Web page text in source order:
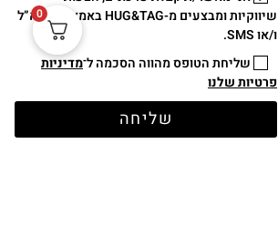
0
שיווקיות ומבצעים מ-HUG&TAG באמצעות דוא”ל
ו/או SMS.
שליחת הטופס מהווה הסכמה ל־מדיניות
פרטיות שלנו
שליחה